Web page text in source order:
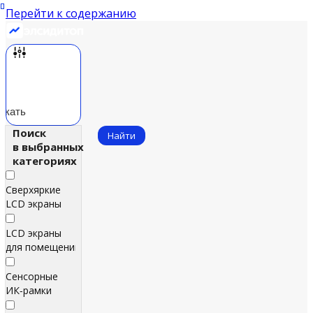
Перейти к содержанию
Поиск
в выбранных
категориях
Сверхяркие
LCD экраны
LCD экраны
для помещений
Сенсорные
ИК‑рамки
Найти